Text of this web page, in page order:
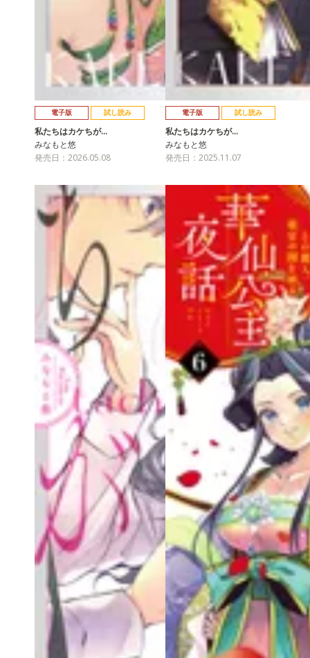
電子版 試し読み
私たちはカケちが…
みなもと悠
発売日：2026.05.08
電子版 試し読み
私たちはカケちが…
みなもと悠
発売日：2025.11.07